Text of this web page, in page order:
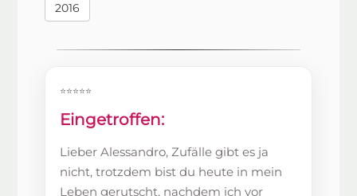
2016
⭐⭐⭐⭐⭐
Eingetroffen:
Lieber Alessandro, Zufälle gibt es ja
nicht, trotzdem bist du heute in mein
Leben gerutscht, nachdem ich vor